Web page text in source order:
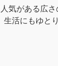
気がある広
活にもゆと